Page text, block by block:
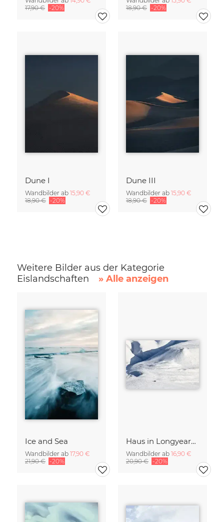
17,90 € -20%
18,90 € -20%
Dune I
Wandbilder ab 15,90 €
18,90 € -20%
Dune III
Wandbilder ab 15,90 €
18,90 € -20%
Weitere Bilder aus der Kategorie
Eislandschaften
» Alle anzeigen
Ice and Sea
Wandbilder ab 17,90 €
21,90 € -20%
Haus in Longyearbyen
Wandbilder ab 16,90 €
20,90 € -20%